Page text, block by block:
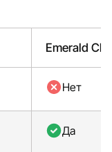
Emerald
Нет
Да